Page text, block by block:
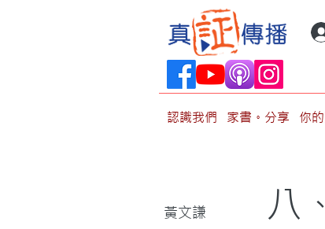
認識我們 家書。分享 你
黃文謙 八